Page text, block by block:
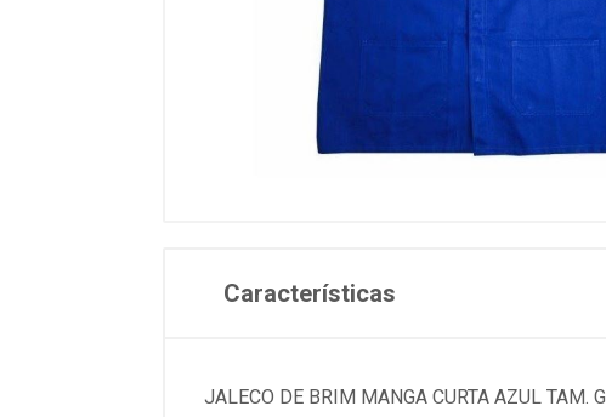
Características
JALECO DE BRIM MANGA CURTA AZUL TAM. G